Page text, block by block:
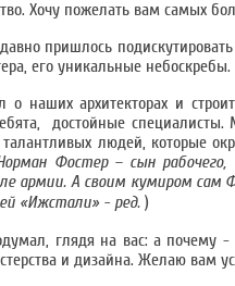
Хочу пожелать вам самых
пришлось
его уникальные небоскребы.
о наших архитекторах и
достойные
людей, которые
Фостер – сын
армии. А своим кумиром сам
«Ижстали» - ред. )
глядя на вас: а почему -
и дизайна. Желаю вам